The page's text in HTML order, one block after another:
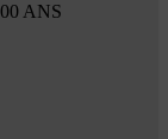
ANS